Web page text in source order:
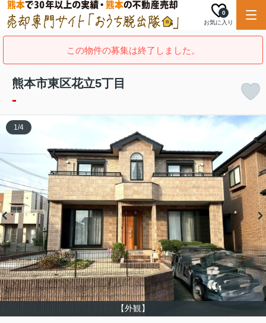
お気に入り
0
この物件の募集は終了しました。
熊本市東区花立5丁目
-
【外観】
1/4